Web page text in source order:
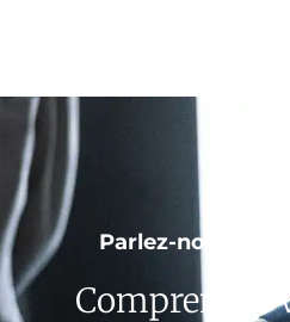
Parlez-nous de
Comprendre